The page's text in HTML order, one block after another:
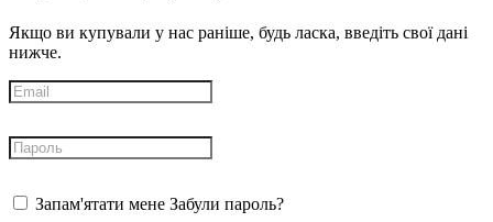
Якщо ви купували у нас раніше, будь ласка, введіть свої дані
нижче.
Запам'ятати мене Забули пароль?